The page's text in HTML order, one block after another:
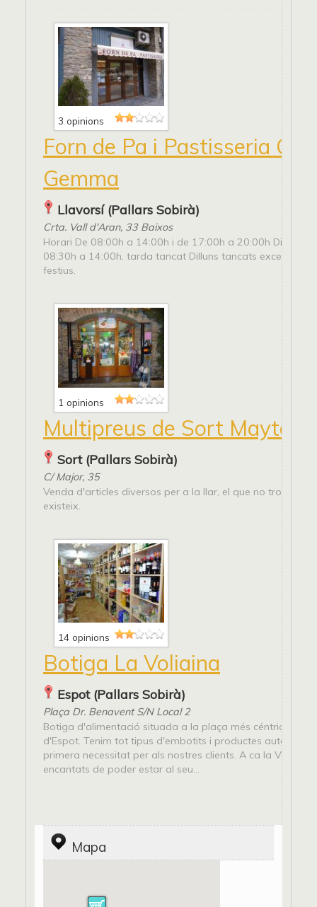
3 opinions
Forn de Pa i Pastisseria Ca
Gemma
Llavorsí (Pallars Sobirà)
Crta. Vall d'Aran, 33 Baixos
Horari De 08:00h a 14:00h i de 17:00h a 20:00h
08:30h a 14:00h, tarda tancat Dilluns tancats excepte
festius.
1 opinions
Multipreus de Sort Mayte
Sort (Pallars Sobirà)
C/ Major, 35
Venda d'articles diversos per a la llar, el que no trobis
existeix.
14 opinions
Botiga La Voliaina
Espot (Pallars Sobirà)
Plaça Dr. Benavent S/N Local 2
Botiga d'alimentació situada a la plaça més céntrica del
d'Espot. Tenim tot tipus d'embotits i productes autòctons
primera necessitat per als nostres clients. A ca la Voliaina
encantats de poder estar al seu...
Mapa